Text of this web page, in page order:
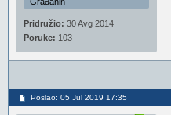
Pridružio: 30 Avg 2014
Poruke: 103
Poslao: 05 Jul 2019 17:35